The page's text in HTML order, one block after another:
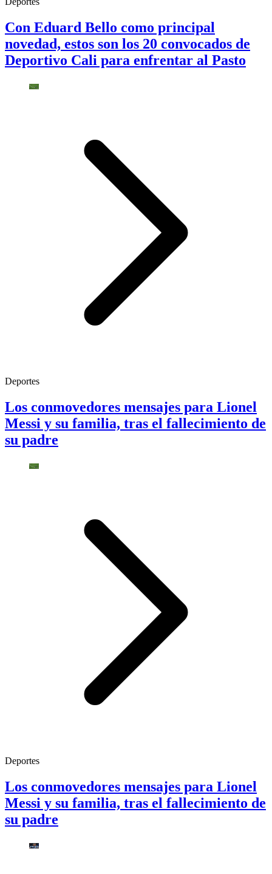
Con Eduard Bello como principal
novedad, estos son los 20 convocados de
Deportivo Cali para enfrentar al Pasto
Deportes
Los conmovedores mensajes para Lionel
Messi y su familia, tras el fallecimiento de
su padre
Deportes
Los conmovedores mensajes para Lionel
Messi y su familia, tras el fallecimiento de
su padre